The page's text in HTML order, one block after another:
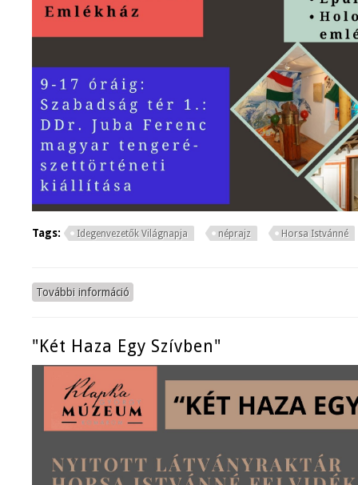
Tags: Idegenvezetők Világnapja néprajz Horsa Istvánné
További információ
"Két Haza Egy Szívben"